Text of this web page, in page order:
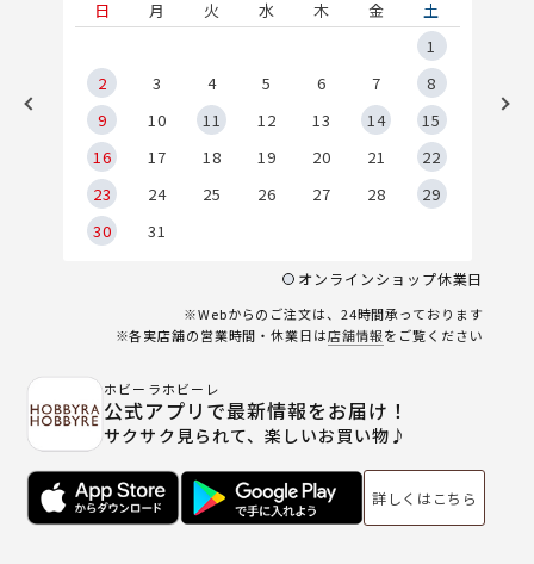
日
月 火 水 木 金
土
1
2
3 4 5 6 7
8
9
10 11 12 13 14
15
16
17 18 19 20 21
22
23
24 25 26 27 28
29
30
31
オンラインショップ休業日
※Webからのご注文は、24時間承っております
※各実店舗の営業時間・休業日は店舗情報をご覧ください
ホビーラホビーレ
公式アプリで最新情報をお届け！
サクサク見られて、楽しいお買い物♪
詳しくはこちら